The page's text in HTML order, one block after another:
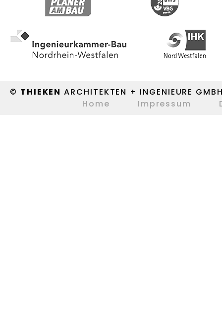
© THIEKEN ARCHITEKTEN + INGENIEURE
Home
Impressum